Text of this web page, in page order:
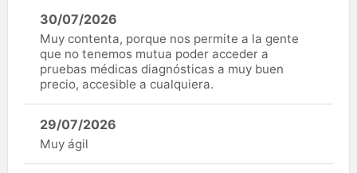
30/07/2026
Muy contenta, porque nos permite a la gente
que no tenemos mutua poder acceder a
pruebas médicas diagnósticas a muy buen
precio, accesible a cualquiera.
29/07/2026
Muy ágil